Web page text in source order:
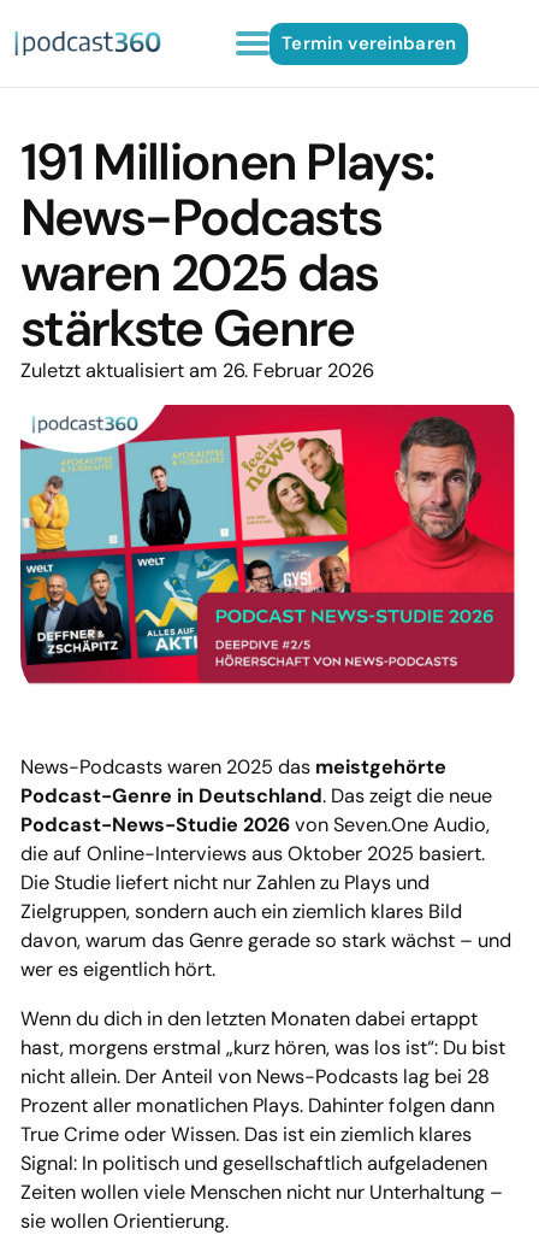
Termin vereinbaren
191 Millionen Plays:
News-Podcasts
waren 2025 das
stärkste Genre
Zuletzt aktualisiert am 26. Februar 2026
News-Podcasts waren 2025 das meistgehörte
Podcast-Genre in Deutschland. Das zeigt die neue
Podcast-News-Studie 2026von Seven.One Audio,
die auf Online-Interviews aus Oktober 2025 basiert.
Die Studie liefert nicht nur Zahlen zu Plays und
Zielgruppen, sondern auch ein ziemlich klares Bild
davon, warum das Genre gerade so stark wächst – und
wer es eigentlich hört.
Wenn du dich in den letzten Monaten dabei ertappt
hast, morgens erstmal „kurz hören, was los ist“: Du bist
nicht allein. Der Anteil von News-Podcasts lag bei 28
Prozent aller monatlichen Plays. Dahinter folgen dann
True Crime oder Wissen. Das ist ein ziemlich klares
Signal: In politisch und gesellschaftlich aufgeladenen
Zeiten wollen viele Menschen nicht nur Unterhaltung –
sie wollen Orientierung.